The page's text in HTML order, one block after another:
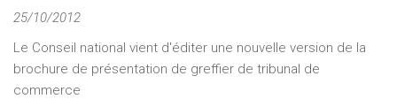
25/10/2012
Le Conseil national vient d'éditer une nouvelle version de la
brochure de présentation de greffier de tribunal de
commerce